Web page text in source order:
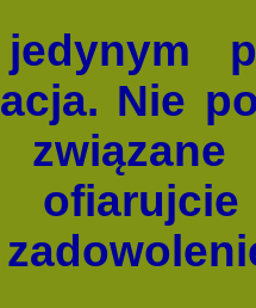
jedynym
Nie